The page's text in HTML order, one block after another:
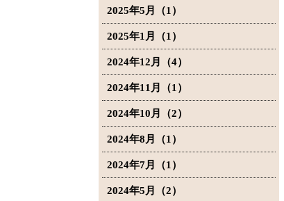
2025年5月（1）
2025年1月（1）
2024年12月（4）
2024年11月（1）
2024年10月（2）
2024年8月（1）
2024年7月（1）
2024年5月（2）